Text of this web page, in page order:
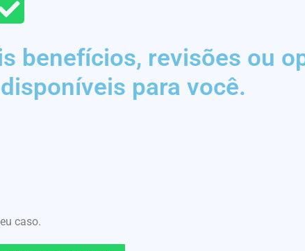
benefícios, revisões ou
para você.
caso.